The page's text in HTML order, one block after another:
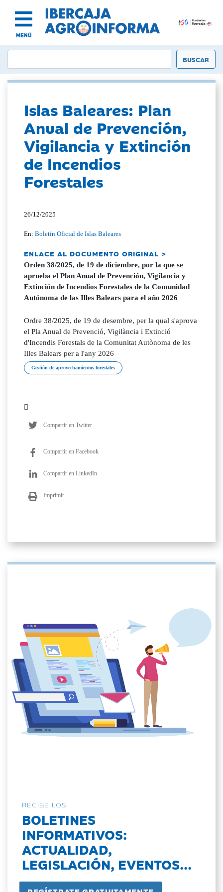
MENÚ
Islas Baleares: Plan
Anual de Prevención,
Vigilancia y Extinción
de Incendios
Forestales
26/12/2025
En:Boletín Oficial de Islas Baleares
ENLACE AL DOCUMENTO ORIGINAL >
Orden 38/2025, de 19 de diciembre, por la que se
aprueba el Plan Anual de Prevención, Vigilancia y
Extinción de Incendios Forestales de la Comunidad
Autónoma de las Illes Balears para el año 2026
Ordre 38/2025, de 19 de desembre, per la qual s'aprova
el Pla Anual de Prevenció, Vigilància i Extinció
d'Incendis Forestals de la Comunitat Autònoma de les
Illes Balears per a l'any 2026
Gestión de aprovechamientos forestales
Compartir en Twitter
Compartir en Facebook
Compartir en LinkedIn
Imprimir
RECIBE LOS
BOLETINES
INFORMATIVOS:
ACTUALIDAD,
LEGISLACIÓN, EVENTOS...